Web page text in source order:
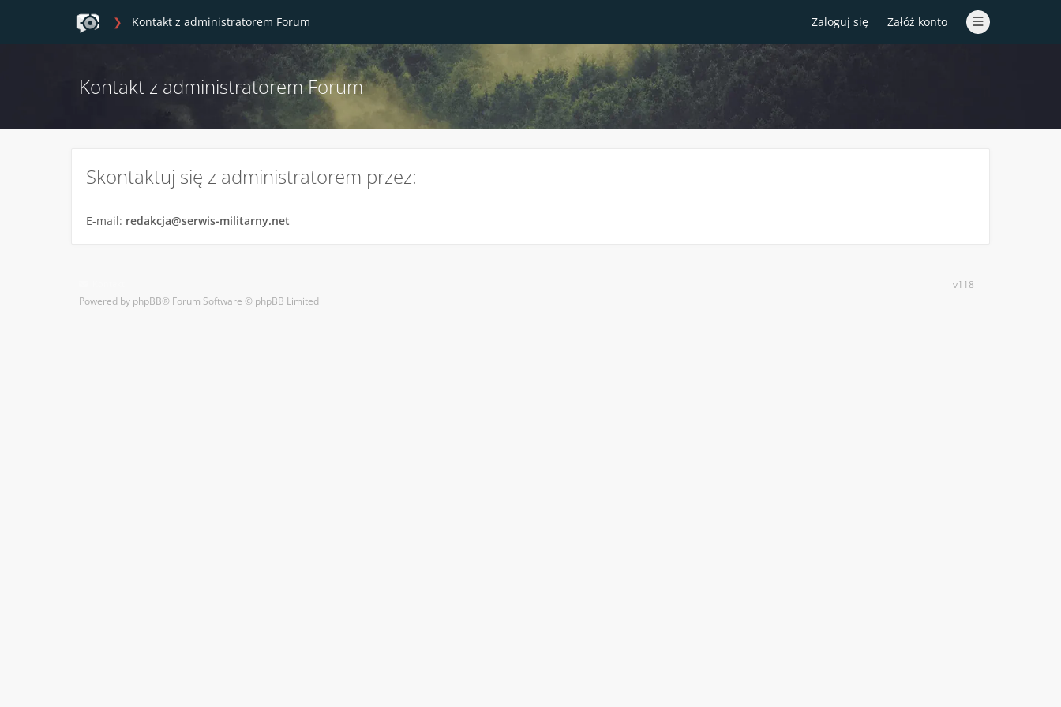
Zaloguj się Załóż konto
Kontakt z administratorem Forum
Kontakt z administratorem Forum
Skontaktuj się z administratorem przez:
E-mail: redakcja@serwis-militarny.net
v118
Powered by phpBB® Forum Software © phpBB Limited